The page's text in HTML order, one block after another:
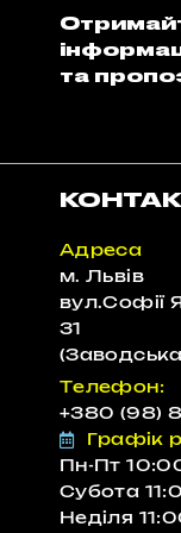
та
Адреса
м. Львів
вул.Софії
31
(Заводська
Телефон:
+380 (98)
Графік
Пн-Пт
Субота
Неділя
"Співпраця
класної